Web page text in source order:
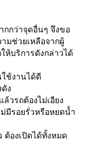
กว่าจุดอื่นๆ จึงขอ
มช่วยเหลือจากผู้
ห้บริการดังกล่าวได้
ช้งานได้ดี
ง
วรถต้องไม่เอียง
มีรอยรั่วหรือหยดน้ำ
ต้องเปิดได้ทั้งหมด